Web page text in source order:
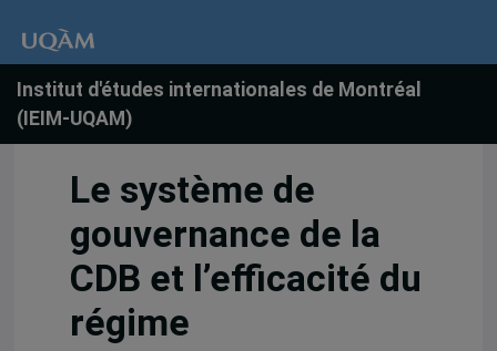
Institut d'études internationales de Montréal
(IEIM-UQAM)
Le système de
gouvernance de la
CDB et l’efficacité du
régime